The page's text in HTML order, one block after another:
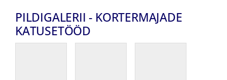
PILDIGALERII - KORTERMAJADE
KATUSETÖÖD